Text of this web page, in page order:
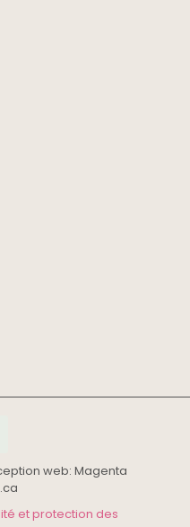
web: Magenta
et protection des